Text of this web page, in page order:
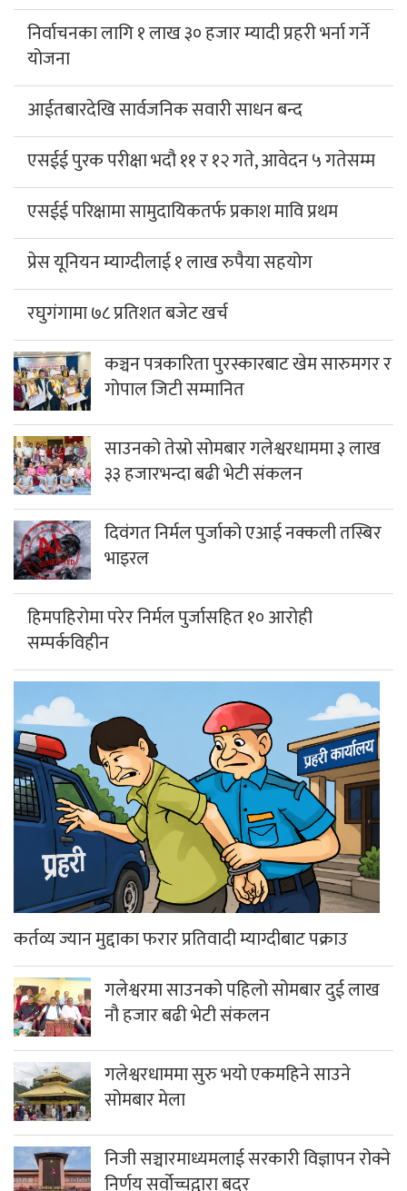
निर्वाचनका लागि १ लाख ३० हजार म्यादी प्रहरी भर्ना गर्ने
योजना
आईतबारदेखि सार्वजनिक सवारी साधन बन्द
एसईई पुरक परीक्षा भदौ ११ र १२ गते, आवेदन ५ गतेसम्म
एसईई परिक्षामा सामुदायिकतर्फ प्रकाश मावि प्रथम
प्रेस यूनियन म्याग्दीलाई १ लाख रुपैया सहयोग
रघुगंगामा ७८ प्रतिशत बजेट खर्च
कञ्चन पत्रकारिता पुरस्कारबाट खेम सारुमगर र
गोपाल जिटी सम्मानित
साउनको तेस्रो सोमबार गलेश्वरधाममा ३ लाख
३३ हजारभन्दा बढी भेटी संकलन
दिवंगत निर्मल पुर्जाको एआई नक्कली तस्बिर
भाइरल
हिमपहिरोमा परेर निर्मल पुर्जासहित १० आरोही
सम्पर्कविहीन
कर्तव्य ज्यान मुद्दाका फरार प्रतिवादी म्याग्दीबाट पक्राउ
गलेश्वरमा साउनको पहिलो सोमबार दुई लाख
नौ हजार बढी भेटी संकलन
गलेश्वरधाममा सुरु भयो एकमहिने साउने
सोमबार मेला
निजी सञ्चारमाध्यमलाई सरकारी विज्ञापन रोक्ने
निर्णय सर्वोच्चद्वारा बदर